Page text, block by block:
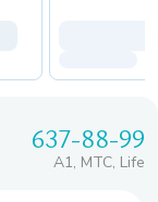
637-88-99
A1, МТС, Life